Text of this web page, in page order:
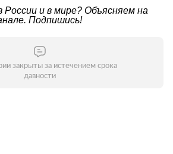
и в мире? Объясняем на
. Подпишись!
закрыты за истечением срока
давности